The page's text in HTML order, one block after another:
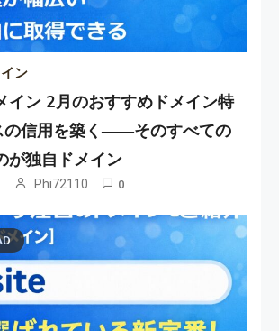
ン
イン 2月のおすすめドメイン特
の信用を築く――そのすべての
が独自ドメイン
Phi72110 0